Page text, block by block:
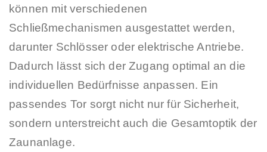
können mit verschiedenen
Schließmechanismen ausgestattet werden,
darunter Schlösser oder elektrische Antriebe.
Dadurch lässt sich der Zugang optimal an die
individuellen Bedürfnisse anpassen. Ein
passendes Tor sorgt nicht nur für Sicherheit,
sondern unterstreicht auch die Gesamtoptik der
Zaunanlage.